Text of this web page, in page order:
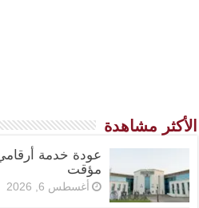
الأكثر مشاهدة
مؤقت
أغسطس 6, 2026